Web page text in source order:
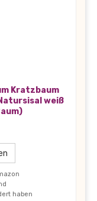
Kratzbaum
weiß
haben